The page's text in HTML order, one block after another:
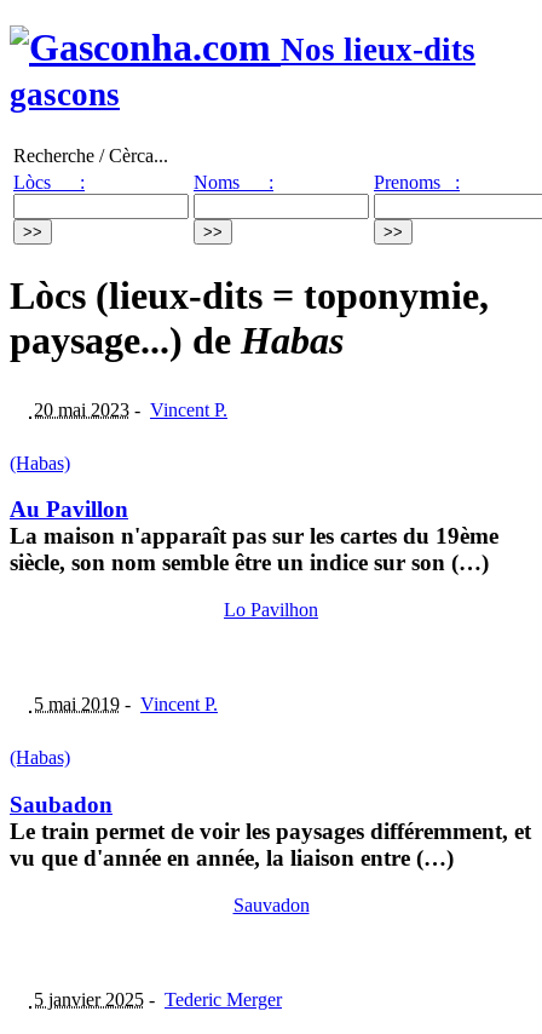
Nos lieux-dits
gascons
Recherche / Cèrca...
Lòcs :
Noms : Prenoms :
Lòcs (lieux-dits = toponymie,
paysage...) deHabas
20 mai 2023 - Vincent P.
(Habas)
Au Pavillon
La maison n'apparaît pas sur les cartes du 19ème
siècle, son nom semble être un indice sur son (…)
Lo Pavilhon
5 mai 2019 - Vincent P.
(Habas)
Saubadon
Le train permet de voir les paysages différemment, et
vu que d'année en année, la liaison entre (…)
Sauvadon
5 janvier 2025 - Tederic Merger